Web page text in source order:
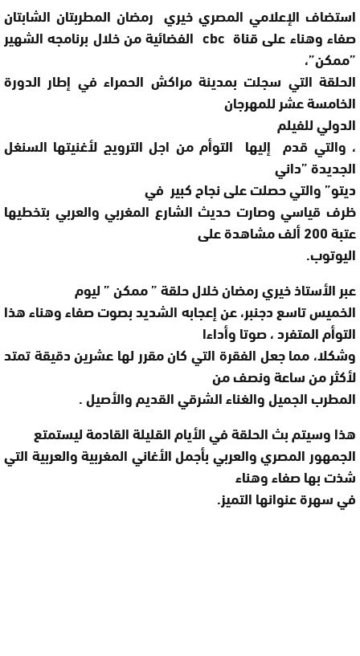
استضاف الإعلامي المصري خيري رمضان المطربتان الشابتان
صفاء وهناء على قناة cbc الفضائية من خلال برنامجه الشهير
”ممكن”،
الحلقة التي سجلت بمدينة مراكش الحمراء في إطار الدورة
الخامسة عشر للمهرجان
الدولي للفيلم
، والتي قدم إليها التوأم من اجل الترويج لأغنيتها السنغل
الجديدة ”داني
ديتو” والتي حصلت على نجاح كبير في
ظرف قياسي وصارت حديث الشارع المغربي والعربي بتخطيها
عتبة 200 ألف مشاهدة على
اليوتوب.
عبر الأستاذ خيري رمضان خلال حلقة ” ممكن ” ليوم
الخميس تاسع دجنبر، عن إعجابه الشديد بصوت صفاء وهناء هذا
التوأم المتفرد ، صوتا وأداءا
وشكلا، مما جعل الفقرة التي كان مقرر لها عشرين دقيقة تمتد
لأكثر من ساعة ونصف من
المطرب الجميل والغناء الشرقي القديم والأصيل .
هذا وسيتم بث الحلقة في الأيام القليلة القادمة ليستمتع
الجمهور المصري والعربي بأجمل الأغاني المغربية والعربية التي
شذت بها صفاء وهناء
في سهرة عنوانها التميز.